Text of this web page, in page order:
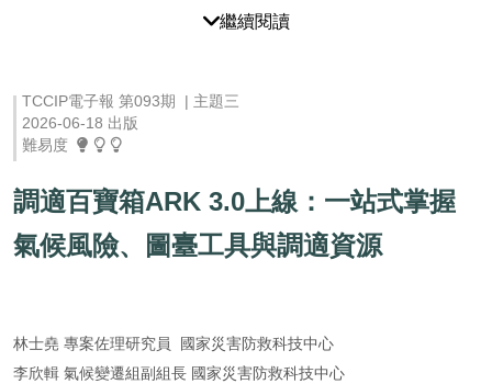
繼續閱讀
TCCIP電子報 第093期 | 主題三
2026-06-18 出版
難易度
調適百寶箱ARK 3.0上線：一站式掌握
氣候風險、圖臺工具與調適資源
林士堯 專案佐理研究員 國家災害防救科技中心
李欣輯 氣候變遷組副組長 國家災害防救科技中心